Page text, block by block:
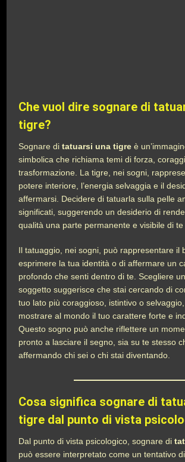
Che vuol dire sognare di
tigre?
Sognare ditatuarsi una tigre è
simbolica che richiama temi di forza,
trasformazione. La tigre, nei sogni,
potere interiore, l’energia selvaggia e il
affermarsi. Decidere di tatuarla sulla pelle
significati, suggerendo un desiderio di
qualità una parte permanente e visibile di te
Il tatuaggio, nei sogni, può rappresentare il
esprimere la tua identità o di affermare un
profondo che senti dentro di te. Scegliere
soggetto suggerisce che stai cercando di
tuo lato più coraggioso, istintivo o
mostrare al mondo il tuo carattere forte e
Questo sogno può anche riflettere un
pronto a lasciare il segno, sia su te stesso
affermando chi sei o chi stai diventando.
Cosa significa sognare di
tigre dal punto di vista
Dal punto di vista psicologico, sognare di
può essere interpretato come un tentativo